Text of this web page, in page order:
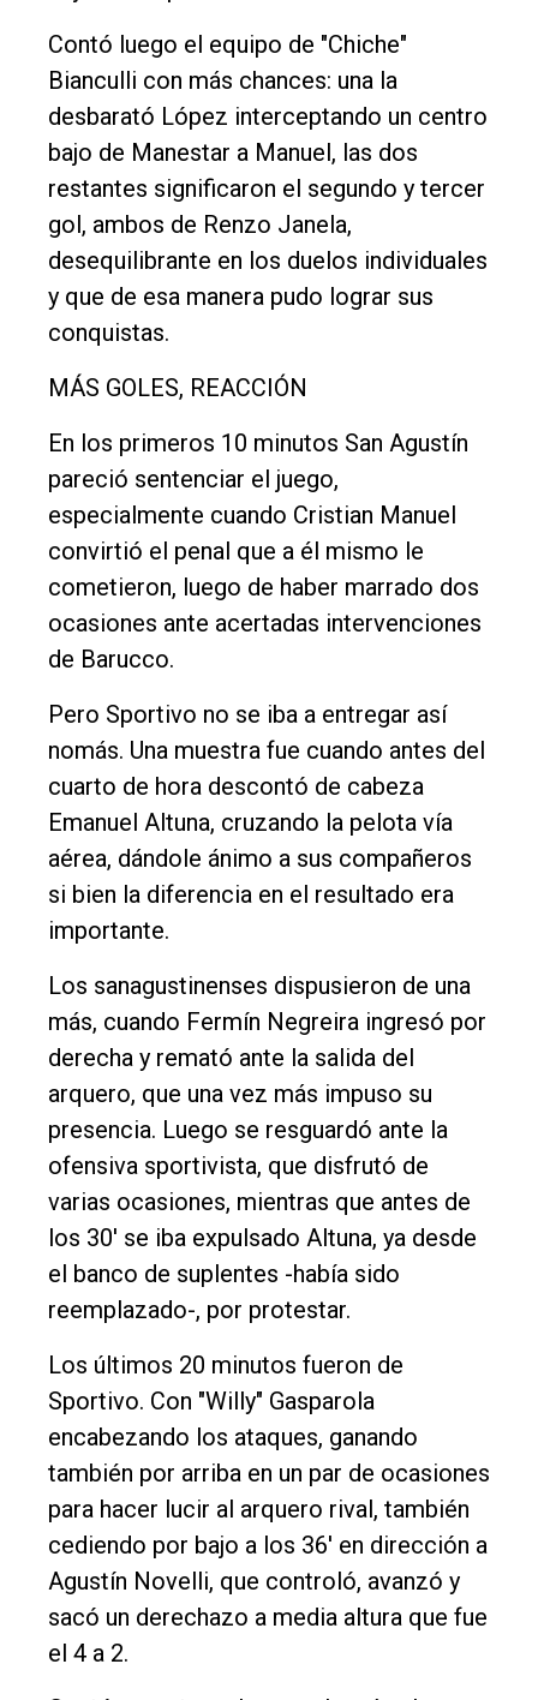
Contó luego el equipo de "Chiche"
Bianculli con más chances: una la
desbarató López interceptando un centro
bajo de Manestar a Manuel, las dos
restantes significaron el segundo y tercer
gol, ambos de Renzo Janela,
desequilibrante en los duelos individuales
y que de esa manera pudo lograr sus
conquistas.
MÁS GOLES, REACCIÓN
En los primeros 10 minutos San Agustín
pareció sentenciar el juego,
especialmente cuando Cristian Manuel
convirtió el penal que a él mismo le
cometieron, luego de haber marrado dos
ocasiones ante acertadas intervenciones
de Barucco.
Pero Sportivo no se iba a entregar así
nomás. Una muestra fue cuando antes del
cuarto de hora descontó de cabeza
Emanuel Altuna, cruzando la pelota vía
aérea, dándole ánimo a sus compañeros
si bien la diferencia en el resultado era
importante.
Los sanagustinenses dispusieron de una
más, cuando Fermín Negreira ingresó por
derecha y remató ante la salida del
arquero, que una vez más impuso su
presencia. Luego se resguardó ante la
ofensiva sportivista, que disfrutó de
varias ocasiones, mientras que antes de
los 30' se iba expulsado Altuna, ya desde
el banco de suplentes -había sido
reemplazado-, por protestar.
Los últimos 20 minutos fueron de
Sportivo. Con "Willy" Gasparola
encabezando los ataques, ganando
también por arriba en un par de ocasiones
para hacer lucir al arquero rival, también
cediendo por bajo a los 36' en dirección a
Agustín Novelli, que controló, avanzó y
sacó un derechazo a media altura que fue
el 4 a 2.